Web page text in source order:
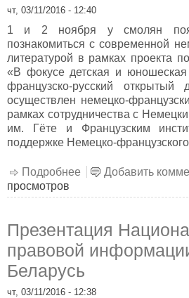
чт, 03/11/2016 - 12:40
1 и 2 ноября у смолян
познакомиться с современной
литературой в рамках проекта
«В фокусе детская и юношеская
французско-русский
осуществлен немецко-
рамках сотрудничества с
им. Гёте и Французским
поддержке Немецко-
Подробнее о В фокусе -
Добавить
просмотров
Презентация
правовой
Беларусь
чт, 03/11/2016 - 12:38